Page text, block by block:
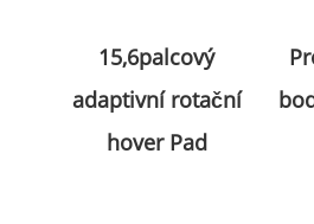
15,6palcový
adaptivní rotační
hover Pad